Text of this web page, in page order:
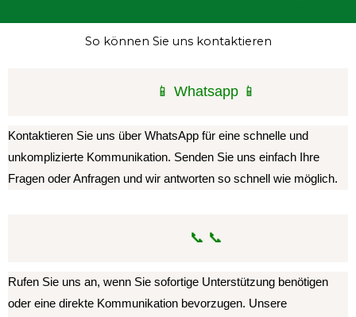
So können Sie uns kontaktieren
📱 Whatsapp 📱
Kontaktieren Sie uns über WhatsApp für eine schnelle und
unkomplizierte Kommunikation. Senden Sie uns einfach Ihre
Fragen oder Anfragen und wir antworten so schnell wie möglich.
📞 📞
Rufen Sie uns an, wenn Sie sofortige Unterstützung benötigen
oder eine direkte Kommunikation bevorzugen. Unsere